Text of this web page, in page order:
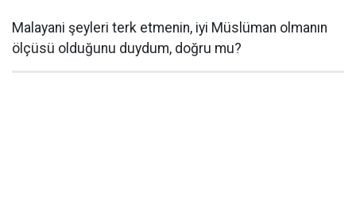
Malayani şeyleri terk etmenin, iyi Müslüman olmanın
ölçüsü olduğunu duydum, doğru mu?